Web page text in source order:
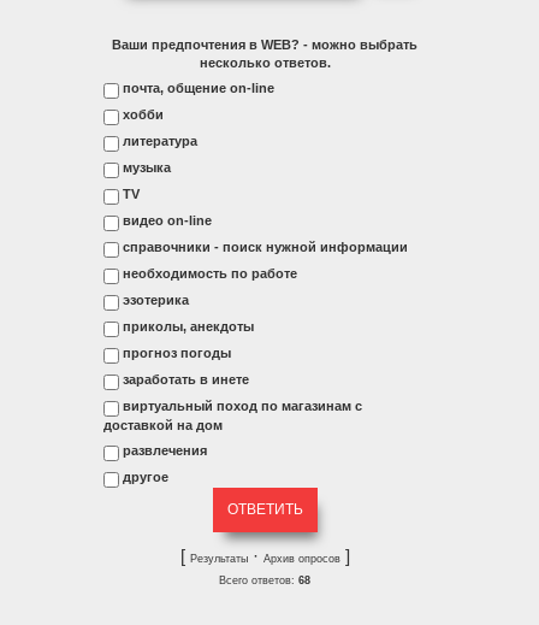
Ваши предпочтения в WEB? - можно выбрать
несколько ответов.
почта, общение on-line
хобби
литература
музыка
ТV
видео on-line
справочники - поиск нужной информации
необходимость по работе
эзотерика
приколы, анекдоты
прогноз погоды
заработать в инете
виртуальный поход по магазинам с
доставкой на дом
развлечения
другое
[ Результаты· Архив опросов]
Всего ответов: 68